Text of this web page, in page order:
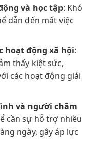
và học tập: Khó
dẫn đến mất việc
hoạt động xã hội:
thấy kiệt sức,
các hoạt động giải
và người chăm
cần sự hỗ trợ nhiều
ngày, gây áp lực